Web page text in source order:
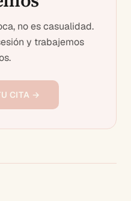
no es casualidad.
y trabajemos
CITA →